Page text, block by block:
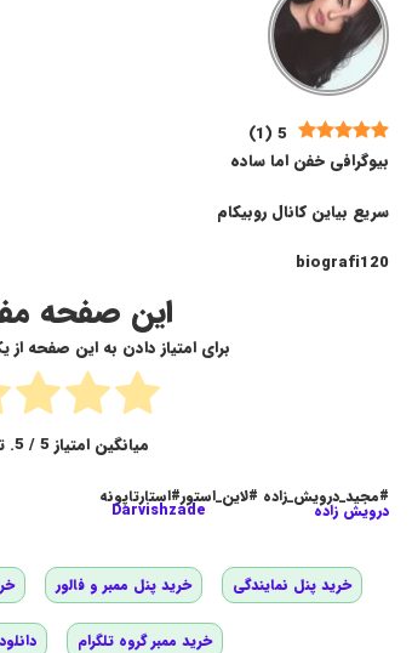
5
(
1
)
بیوگرافی خفن اما ساده
سریع بیاین کانال روبیکام
biografi120
این صفحه
برای امتیاز دادن به این صفحه از
میانگین امتیاز 5/ 5. تعداد آرا :
#مجید_درویش_زاده #لاین_استور#استارتاپونه
درویش زاده Darvishzade
خرید پنل نمایندگی خرید پنل ممبر و فالور
خرید ممبر گروه تلگرام